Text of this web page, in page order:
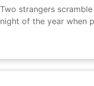
Two strangers
night of the year when